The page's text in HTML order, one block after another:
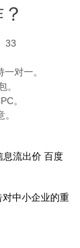
33
对一。
。
。
息流出价 百度
中小企业的重